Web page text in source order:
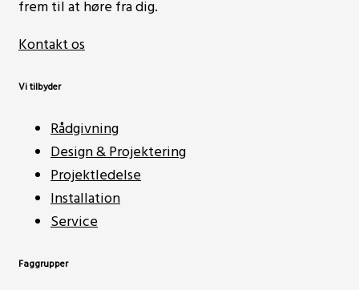
frem til at høre fra dig.
Kontakt os
Vi tilbyder
Rådgivning
Design & Projektering
Projektledelse
Installation
Service
Faggrupper